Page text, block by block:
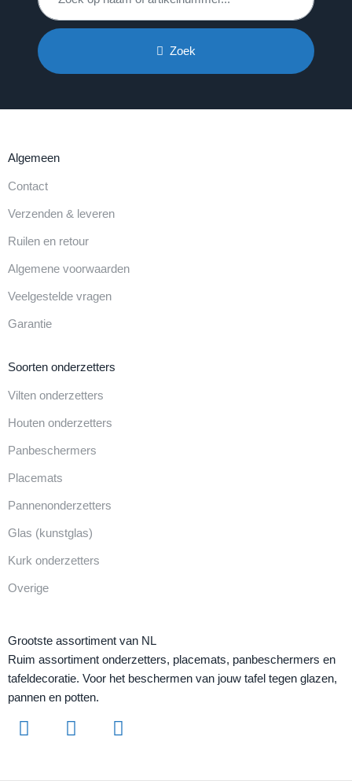
Zoek
Algemeen
Contact
Verzenden & leveren
Ruilen en retour
Algemene voorwaarden
Veelgestelde vragen
Garantie
Soorten onderzetters
Vilten onderzetters
Houten onderzetters
Panbeschermers
Placemats
Pannenonderzetters
Glas (kunstglas)
Kurk onderzetters
Overige
Grootste assortiment van NL
Ruim assortiment onderzetters, placemats, panbeschermers en
tafeldecoratie. Voor het beschermen van jouw tafel tegen glazen,
pannen en potten.